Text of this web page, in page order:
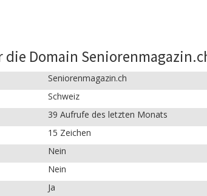
Domain
Seniorenmagazin.ch
Schweiz
39 Aufrufe des letzten Monats
15 Zeichen
Nein
Nein
Ja